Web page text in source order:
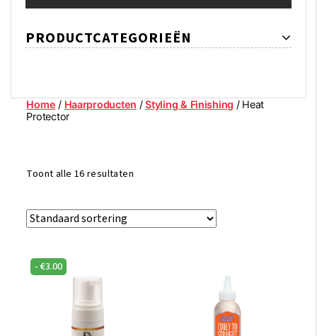
PRODUCTCATEGORIEËN
Home / Haarproducten /Styling & Finishing / Heat
Protector
Toont alle 16 resultaten
-€3.00